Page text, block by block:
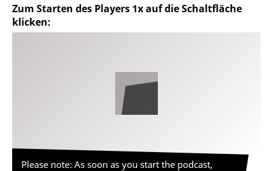
Zum Starten des Players 1x auf die Schaltfläche
klicken:
Please note: As soon as you start the podcast,